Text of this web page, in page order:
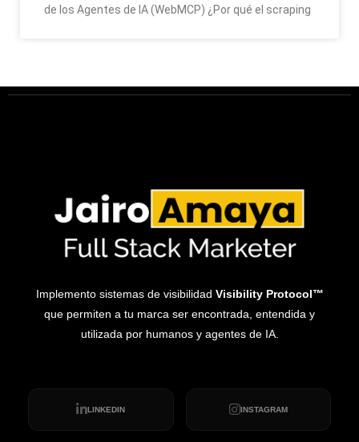
de los Agentes de IA (WebMCP) ¿Por qué el scraping
Implemento sistemas de visibilidad Visibility Protocol™
que permiten a tu marca ser encontrada, entendida y
utilizada por humanos y agentes de IA.
LINKEDIN INSTAGRAM